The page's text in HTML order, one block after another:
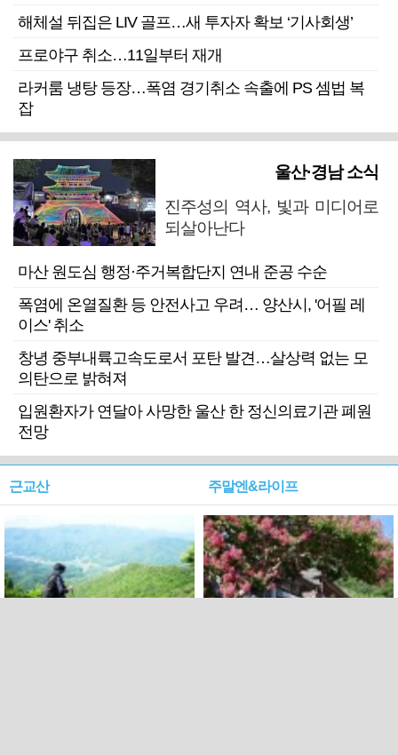
해체설 뒤집은 LIV 골프…새 투자자 확보 ‘기사회생’
프로야구 취소…11일부터 재개
라커룸 냉탕 등장…폭염 경기취소 속출에 PS 셈법 복
잡
울산·경남 소식
진주성의 역사, 빛과 미디어로
되살아난다
마산 원도심 행정·주거복합단지 연내 준공 수순
폭염에 온열질환 등 안전사고 우려… 양산시, '어필 레
이스' 취소
창녕 중부내륙고속도로서 포탄 발견…살상력 없는 모
의탄으로 밝혀져
입원환자가 연달아 사망한 울산 한 정신의료기관 폐원
전망
근교산 주말엔&라이프